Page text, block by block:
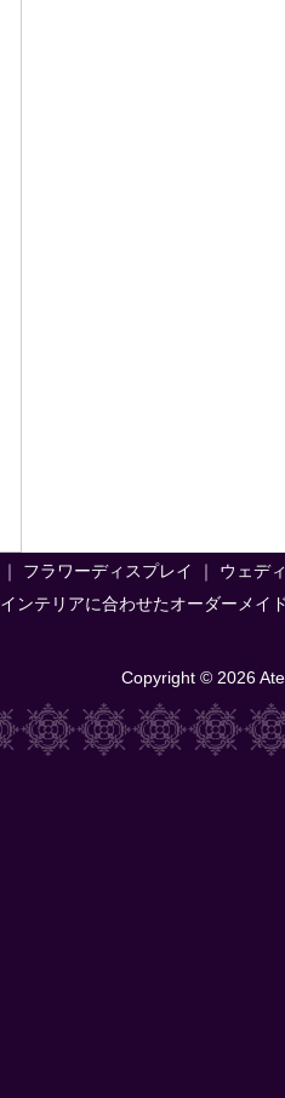
フラワーディスプレイ
ウェデ
インテリアに合わせたオーダーメイ
Copyright © 2026